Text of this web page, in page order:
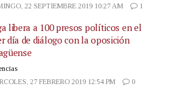
22 SEPTIEMBRE 2019 10:27 AM
1
libera a 100 presos políticos en el
día de diálogo con la oposición
27 FEBRERO 2019 12:54 PM
0